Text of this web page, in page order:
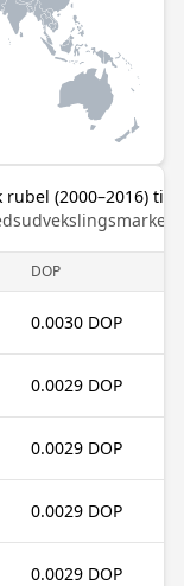
(2000–2016) til
DOP
0.0030 DOP
0.0029 DOP
0.0029 DOP
0.0029 DOP
0.0029 DOP